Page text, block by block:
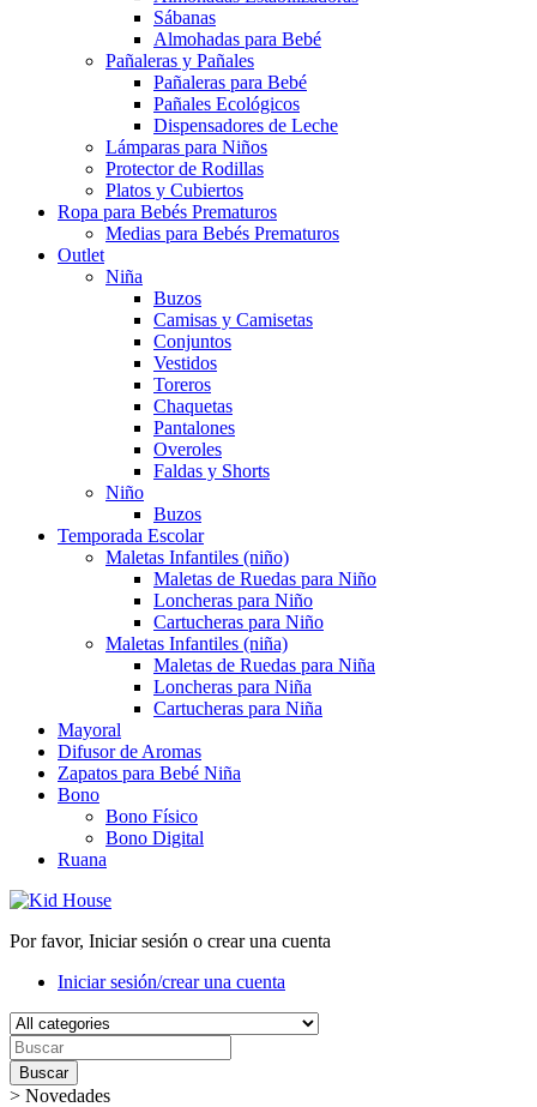
Sábanas
Almohadas para Bebé
Pañaleras y Pañales
Pañaleras para Bebé
Pañales Ecológicos
Dispensadores de Leche
Lámparas para Niños
Protector de Rodillas
Platos y Cubiertos
Ropa para Bebés Prematuros
Medias para Bebés Prematuros
Outlet
Niña
Buzos
Camisas y Camisetas
Conjuntos
Vestidos
Toreros
Chaquetas
Pantalones
Overoles
Faldas y Shorts
Niño
Buzos
Temporada Escolar
Maletas Infantiles (niño)
Maletas de Ruedas para Niño
Loncheras para Niño
Cartucheras para Niño
Maletas Infantiles (niña)
Maletas de Ruedas para Niña
Loncheras para Niña
Cartucheras para Niña
Mayoral
Difusor de Aromas
Zapatos para Bebé Niña
Bono
Bono Físico
Bono Digital
Ruana
Por favor, Iniciar sesión o crear una cuenta
Iniciar sesión/crear una cuenta
Buscar
> Novedades